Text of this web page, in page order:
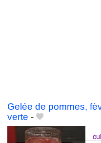
Gelée de pommes,
verte -